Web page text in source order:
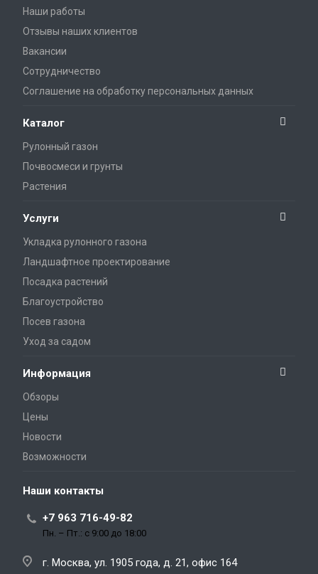
Наши работы
Отзывы наших клиентов
Вакансии
Сотрудничество
Соглашение на обработку персональных данных
Каталог
Рулонный газон
Почвосмеси и грунты
Растения
Услуги
Укладка рулонного газона
Ландшафтное проектирование
Посадка растений
Благоустройство
Посев газона
Уход за садом
Информация
Обзоры
Цены
Новости
Возможности
Наши контакты
+7 963 716-49-82
Пн. – Пт.: с 9:00 до 18:00
г. Москва, ул. 1905 года, д. 21, офис 164